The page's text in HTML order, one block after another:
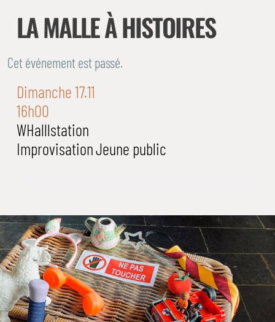
LA MALLE À HISTOIRES
Cet événement est passé.
Dimanche 17.11
16h00
WHalllstation
ImprovisationJeune public